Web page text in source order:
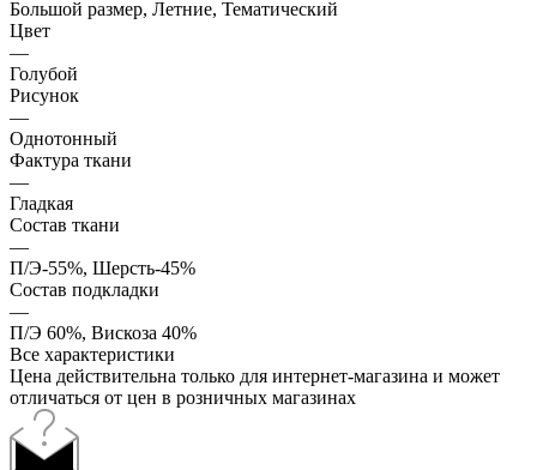
Большой размер, Летние, Тематический
Цвет
—
Голубой
Рисунок
—
Однотонный
Фактура ткани
—
Гладкая
Состав ткани
—
П/Э-55%, Шерсть-45%
Состав подкладки
—
П/Э 60%, Вискоза 40%
Все характеристики
Цена действительна только для интернет-магазина и может
отличаться от цен в розничных магазинах